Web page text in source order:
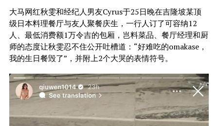
大马网红秋雯和经纪人男友Cyrus于25日晚在吉隆坡某顶
级日本料理餐厅与友人聚餐庆生，一行人订了可容纳12
人、最低消费额1万令吉的包厢，岂料菜品、餐厅经理和厨
师的态度让秋雯忍不住公开吐槽道：“好难吃的omakase，
我的生日餐毁了”，并附上2个大哭的表情符号。